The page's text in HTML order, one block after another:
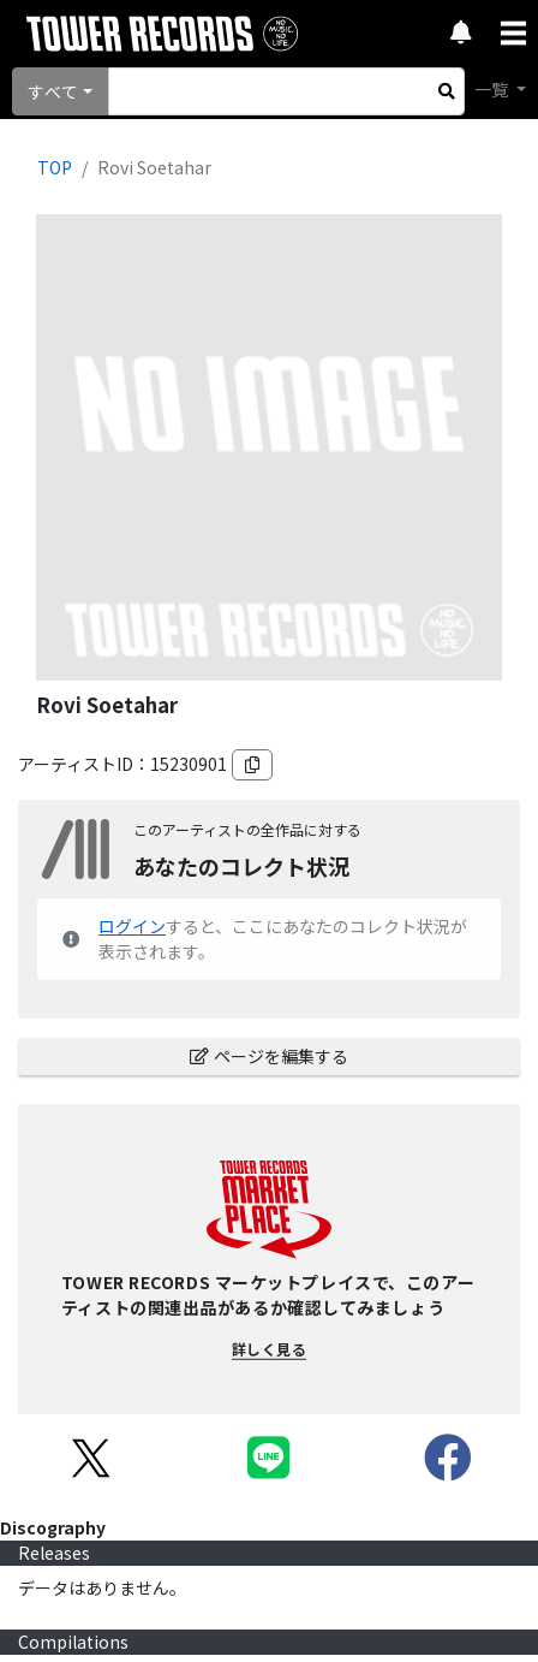
すべて 一覧
TOP Rovi Soetahar
Rovi Soetahar
アーティストID： 15230901
このアーティストの全作品に対する
あなたのコレクト状況
ログインすると、ここにあなたのコレクト状況が
表示されます。
ページを編集する
TOWER RECORDS マーケットプレイスで、このアー
ティストの関連出品があるか確認してみましょう
詳しく見る
Discography
Releases
データはありません。
Compilations